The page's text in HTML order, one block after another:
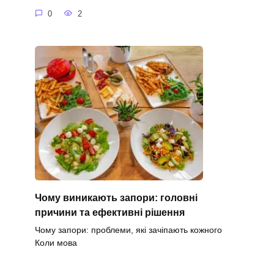
0 2
Чому виникають запори: головні
причини та ефективні рішення
Чому запори: проблеми, які зачіпають кожного
Коли мова